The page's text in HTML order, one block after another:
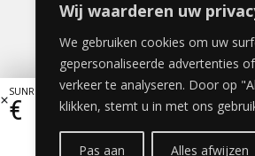
Wij waarderen uw
We gebruiken cookies om uw
gepersonaliseerde advertenties
verkeer te analyseren. Door op
klikken, stemt u in met ons
Pas aan Alles afwijzen
SUNRISE FOREST BEDDEKINGSPANEEL 39x106cm
€ 104,06